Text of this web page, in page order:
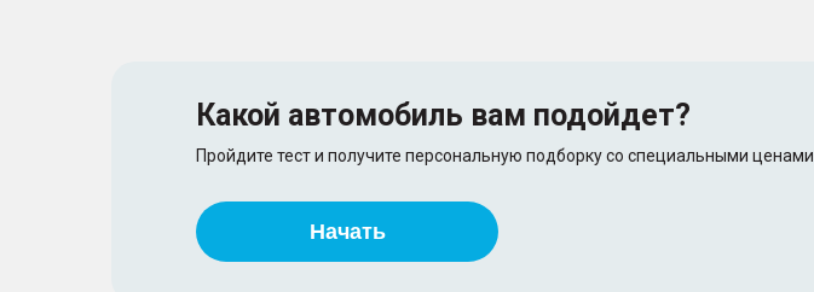
Какой автомобиль вам подойдет?
Пройдите тест и получите персональную подборку со специальными ценами
Начать